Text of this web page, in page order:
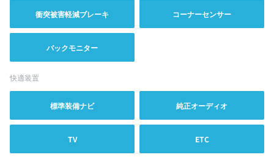
衝突被害軽減ブレーキ コーナーセンサー
バックモニター
快適装置
標準装備ナビ 純正オーディオ
TV ETC